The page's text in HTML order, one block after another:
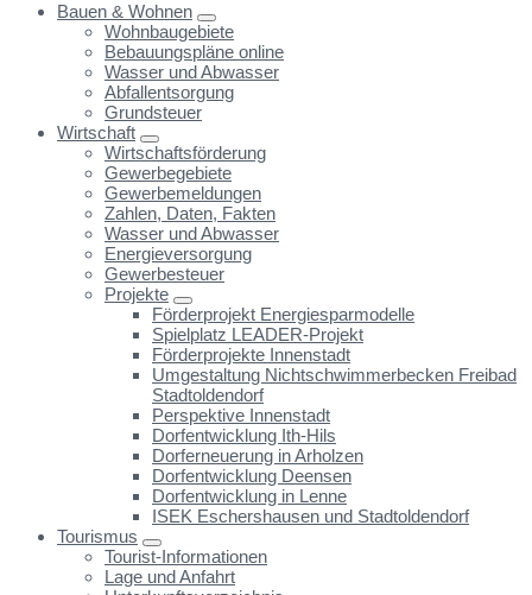
Bauen & Wohnen
Wohnbaugebiete
Bebauungspläne online
Wasser und Abwasser
Abfallentsorgung
Grundsteuer
Wirtschaft
Wirtschaftsförderung
Gewerbegebiete
Gewerbemeldungen
Zahlen, Daten, Fakten
Wasser und Abwasser
Energieversorgung
Gewerbesteuer
Projekte
Förderprojekt Energiesparmodelle
Spielplatz LEADER-Projekt
Förderprojekte Innenstadt
Umgestaltung Nichtschwimmerbecken Freibad
Stadtoldendorf
Perspektive Innenstadt
Dorfentwicklung Ith-Hils
Dorferneuerung in Arholzen
Dorfentwicklung Deensen
Dorfentwicklung in Lenne
ISEK Eschershausen und Stadtoldendorf
Tourismus
Tourist-Informationen
Lage und Anfahrt